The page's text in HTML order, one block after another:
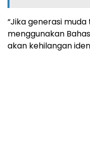
“Jika generasi
menggunakan
akan kehilangan